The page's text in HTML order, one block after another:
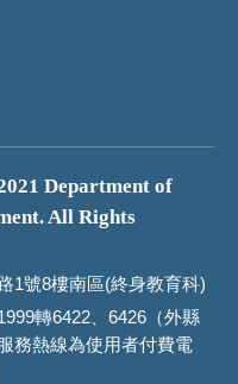
Department of
All Rights
1號8樓南區(終身教育科)
轉6422、6426（外縣
務熱線為使用者付費電